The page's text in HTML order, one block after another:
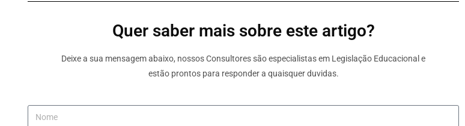
Quer saber mais sobre este artigo?
Deixe a sua mensagem abaixo, nossos Consultores são especialistas em Legislação Educacional e
estão prontos para responder a quaisquer duvidas.